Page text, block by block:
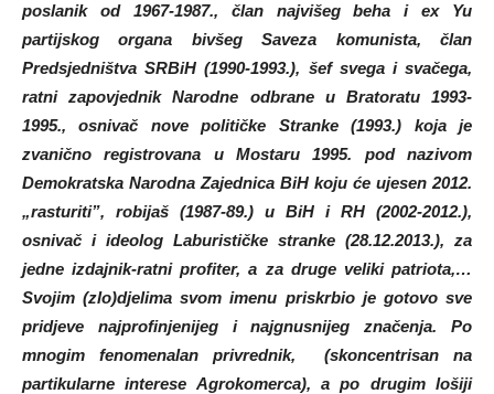
poslanik od 1967-1987., član najvišeg beha i ex Yu
partijskog organa bivšeg Saveza komunista, član
Predsjedništva SRBiH (1990-1993.), šef svega i svačega,
ratni zapovjednik Narodne odbrane u Bratoratu 1993-
1995., osnivač nove političke Stranke (1993.) koja je
zvanično registrovana u Mostaru 1995. pod nazivom
Demokratska Narodna Zajednica BiH koju će ujesen 2012.
„rasturiti”, robijaš (1987-89.) u BiH i RH (2002-2012.),
osnivač i ideolog Laburističke stranke (28.12.2013.), za
jedne izdajnik-ratni profiter, a za druge veliki patriota,…
Svojim (zlo)djelima svom imenu priskrbio je gotovo sve
pridjeve najprofinjenijeg i najgnusnijeg značenja. Po
mnogim fenomenalan privrednik, (skoncentrisan na
partikularne interese Agrokomerca), a po drugim lošiji